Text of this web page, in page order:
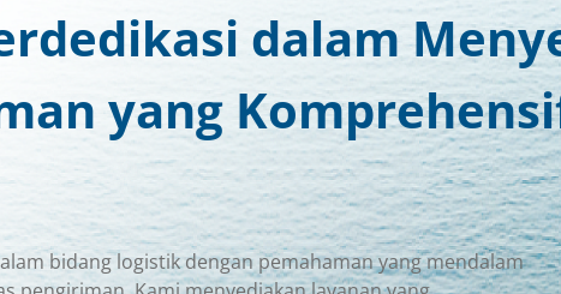
dalam
yang
bidang logistik dengan pemahaman yang mendalam